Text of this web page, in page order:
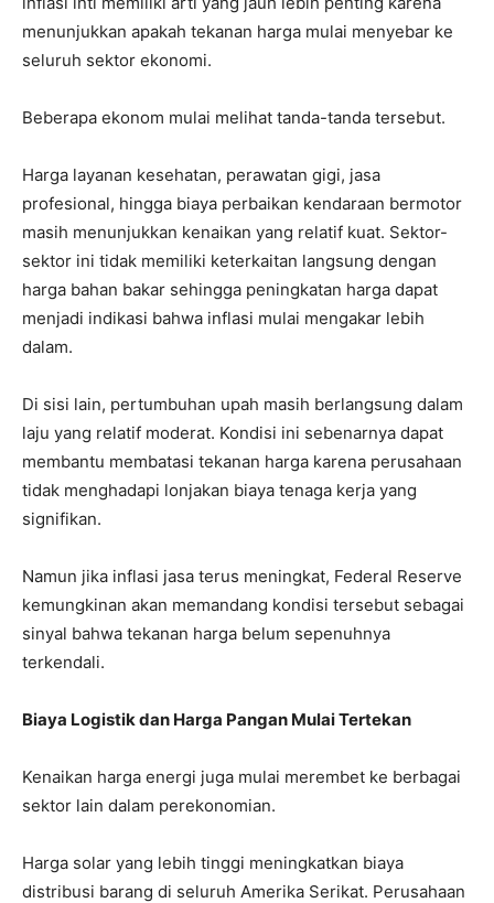
menunjukkan apakah tekanan harga mulai menyebar ke
seluruh sektor ekonomi.
Beberapa ekonom mulai melihat tanda-tanda tersebut.
Harga layanan kesehatan, perawatan gigi, jasa
profesional, hingga biaya perbaikan kendaraan bermotor
masih menunjukkan kenaikan yang relatif kuat. Sektor-
sektor ini tidak memiliki keterkaitan langsung dengan
harga bahan bakar sehingga peningkatan harga dapat
menjadi indikasi bahwa inflasi mulai mengakar lebih
dalam.
Di sisi lain, pertumbuhan upah masih berlangsung dalam
laju yang relatif moderat. Kondisi ini sebenarnya dapat
membantu membatasi tekanan harga karena perusahaan
tidak menghadapi lonjakan biaya tenaga kerja yang
signifikan.
Namun jika inflasi jasa terus meningkat, Federal Reserve
kemungkinan akan memandang kondisi tersebut sebagai
sinyal bahwa tekanan harga belum sepenuhnya
terkendali.
Biaya Logistik dan Harga Pangan Mulai Tertekan
Kenaikan harga energi juga mulai merembet ke berbagai
sektor lain dalam perekonomian.
Harga solar yang lebih tinggi meningkatkan biaya
distribusi barang di seluruh Amerika Serikat. Perusahaan